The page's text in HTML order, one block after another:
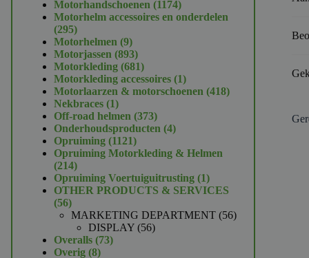
producten
Motorhandschoenen 11741174
producten
Motorhelm accessoires en onderdelen
295295
producten
Motorhelmen 99
producten
Motorjassen 893893
producten
Motorkleding 681681
producten
Motorkleding accessoires 11
product
Motorlaarzen & motorschoenen 418418
Nekbraces 11
product
Off-road helmen 373373
producten
Onderhoudsproducten 44
Opruiming 11211121
producten
Opruiming Motorkleding & Helmen
214214
producten
Opruiming Voertuiguitrusting 11
product
OTHER PRODUCTS & SERVICES
5656
producten
MARKETING DEPARTMENT 5656
DISPLAY 5656
Overalls 7373
Overig 88